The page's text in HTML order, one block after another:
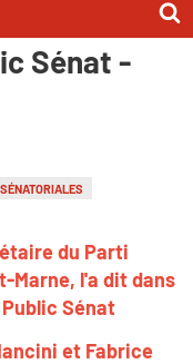
"Bonjour
Sénat -
du Parti
Marne, l'a dit dans
Sénat
et Fabrice